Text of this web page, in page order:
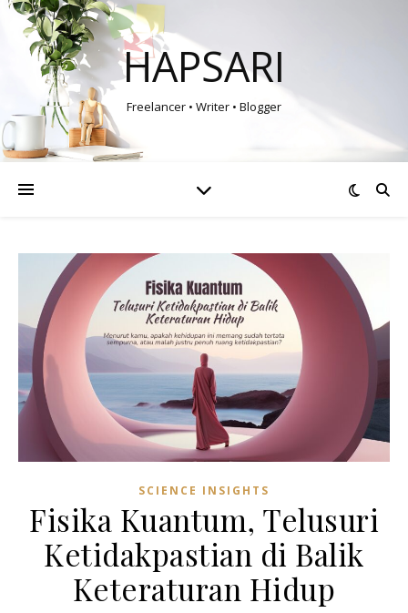
HAPSARI
Freelancer • Writer • Blogger
SCIENCE INSIGHTS
Fisika Kuantum, Telusuri
Ketidakpastian di Balik
Keteraturan Hidup